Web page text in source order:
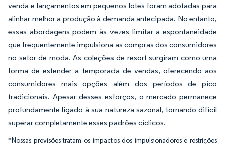
venda e lançamentos em pequenos lotes foram adotadas para
alinhar melhor a produção à demanda antecipada. No entanto,
essas abordagens podem às vezes limitar a espontaneidade
que frequentemente impulsiona as compras dos consumidores
no setor de moda. As coleções de resort surgiram como uma
forma de estender a temporada de vendas, oferecendo aos
consumidores mais opções além dos períodos de pico
tradicionais. Apesar desses esforços, o mercado permanece
profundamente ligado à sua natureza sazonal, tornando difícil
superar completamente esses padrões cíclicos.
*Nossas previsões tratam os impactos dos impulsionadores e restrições